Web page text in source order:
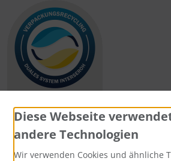
Zahlungsmethoden
Diese Webseite
andere Technologien
Wir verwenden Cookies und ähnliche